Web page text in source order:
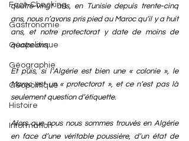
Fact-Checking
Gastronomie
Géopolitique
Géographie
Géopolitique
Histoire
Information
quatre-vingt ans, en Tunisie depuis trente-cinq
ans, nous n’avons pris pied au Maroc qu’il y a huit
ans, et notre protectorat y date de moins de
quatre ans.
Et puis, si l’Algérie est bien une « colonie », le
Maroc est un « protectorat », et ce n’est pas là
seulement question d’étiquette.
Alors que nous nous sommes trouvés en Algérie
en face d’une véritable poussière, d’un état de